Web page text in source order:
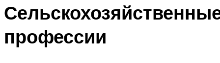
профессии